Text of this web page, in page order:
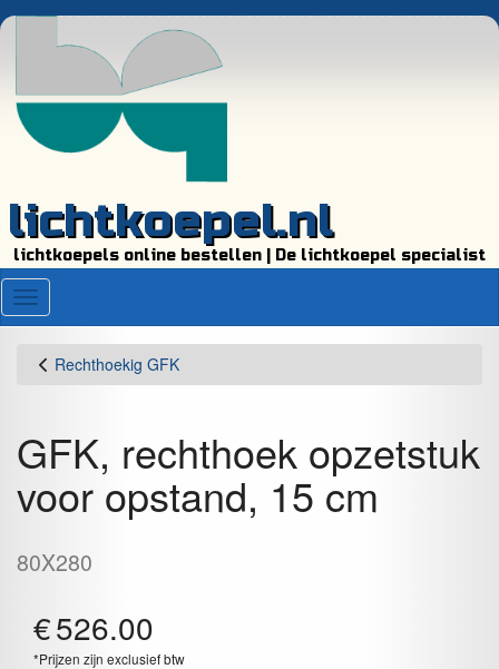
lichtkoepel.nl
lichtkoepels online bestellen | De lichtkoepel specialist
Menu
Rechthoekig GFK
GFK, rechthoek opzetstuk
voor opstand, 15 cm
80X280
€526.00
*Prijzen zijn exclusief btw